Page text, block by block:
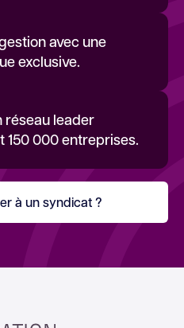
avec une
exclusive.
réseau leader
150 000 entreprises.
à un syndicat ?